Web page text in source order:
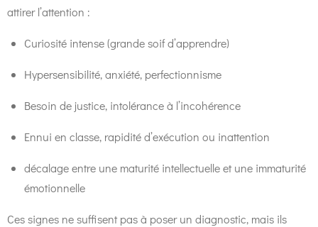
attirer l’attention :
Curiosité intense (grande soif d’apprendre)
Hypersensibilité, anxiété, perfectionnisme
Besoin de justice, intolérance à l’incohérence
Ennui en classe, rapidité d’exécution ou inattention
décalage entre une maturité intellectuelle et une immaturité
émotionnelle
Ces signes ne suffisent pas à poser un diagnostic, mais ils